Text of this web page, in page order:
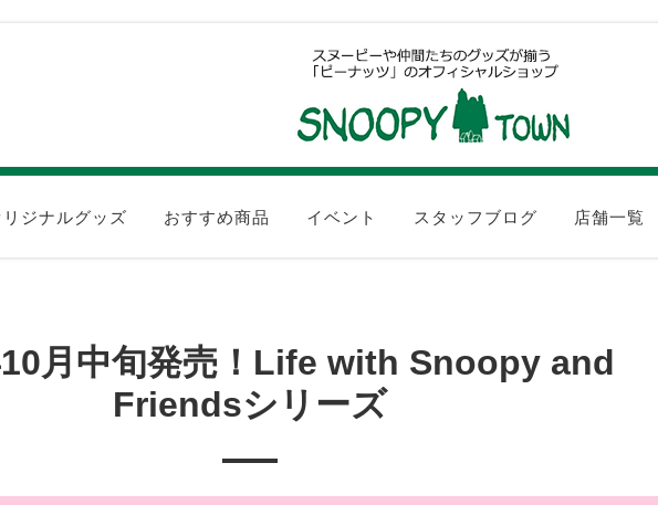
リジナルグッズ おすすめ商品 イベント スタッフブログ 店舗一覧
月中旬発売！Life with Snoopy and
Friendsシリーズ